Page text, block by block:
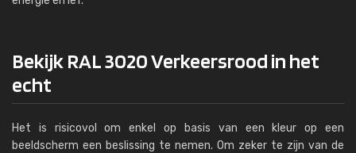
Bekijk RAL 3020 Verkeersrood in het
echt
Het is risicovol om enkel op basis van een kleur op een
beeldscherm een beslissing te nemen. Om zeker te zijn van de